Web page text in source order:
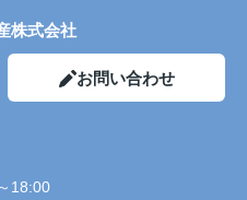
株式会社
お問い合わせ
18:00